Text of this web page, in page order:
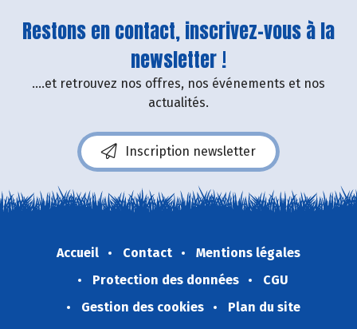
Restons en contact, inscrivez-vous à la
newsletter !
....et retrouvez nos offres, nos événements et nos
actualités.
Inscription newsletter
Accueil Contact
Mentions légales
Protection des données
CGU
Gestion des cookies
Plan du site